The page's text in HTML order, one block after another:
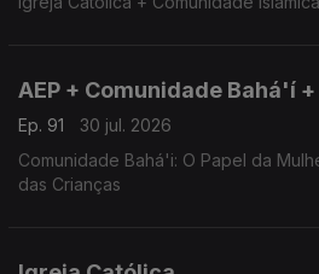
AEP + Comunidade Bahá'í
Ep. 91
30 jul. 2026
Comunidade Bahá'i: O Papel da
das Crianças